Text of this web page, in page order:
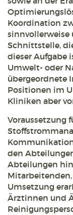
Koordination
sinnvollerweise
Schnittstelle,
dieser Aufgabe
Umwelt- oder
übergeordnete
Positionen im
Kliniken aber
Voraussetzung
den
Abteilungen
Umsetzung
Ärztinnen und